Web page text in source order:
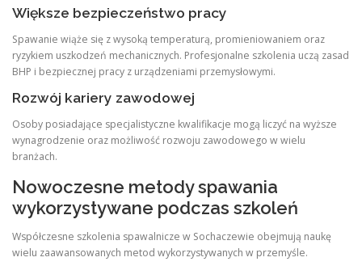
Większe bezpieczeństwo pracy
Spawanie wiąże się z wysoką temperaturą, promieniowaniem oraz
ryzykiem uszkodzeń mechanicznych. Profesjonalne szkolenia uczą zasad
BHP i bezpiecznej pracy z urządzeniami przemysłowymi.
Rozwój kariery zawodowej
Osoby posiadające specjalistyczne kwalifikacje mogą liczyć na wyższe
wynagrodzenie oraz możliwość rozwoju zawodowego w wielu
branżach.
Nowoczesne metody spawania
wykorzystywane podczas szkoleń
Współczesne szkolenia spawalnicze w Sochaczewie obejmują naukę
wielu zaawansowanych metod wykorzystywanych w przemyśle.